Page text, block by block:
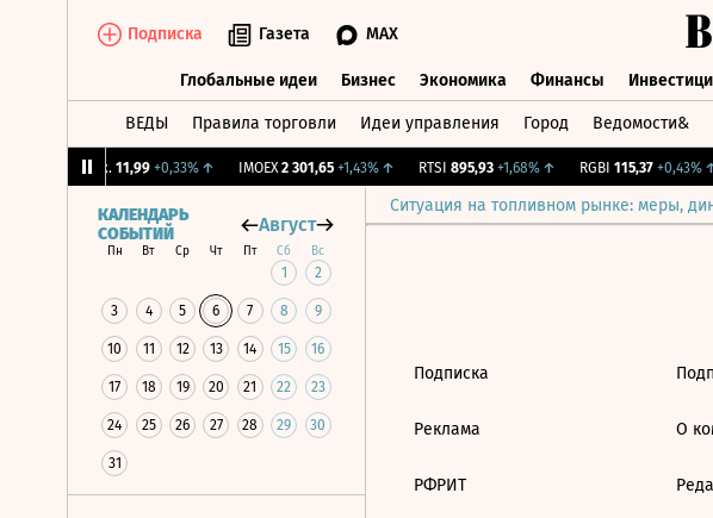
Подписка Газета MAX
Глобальные идеи Бизнес Экономика Финансы
ВЕДЫ Правила торговли Идеи управления Город Ведомости&
11,99 +0,33%↑ IMOEX 2 301,65 +1,43%↑ RTSI 895,93 +1,68%↑ RGBI 115,37 +0,43%↑
Ситуация на топливном рынке: меры,
КАЛЕНДАРЬ
СОБЫТИЙ
Август
Пн Вт Ср Чт Пт Сб Вс
1 2
3 4 5 6 7 8 9
10 11 12 13 14 15 16
17 18 19 20 21 22 23
24 25 26 27 28 29 30
31
Подписка
Реклама
РФРИТ
О